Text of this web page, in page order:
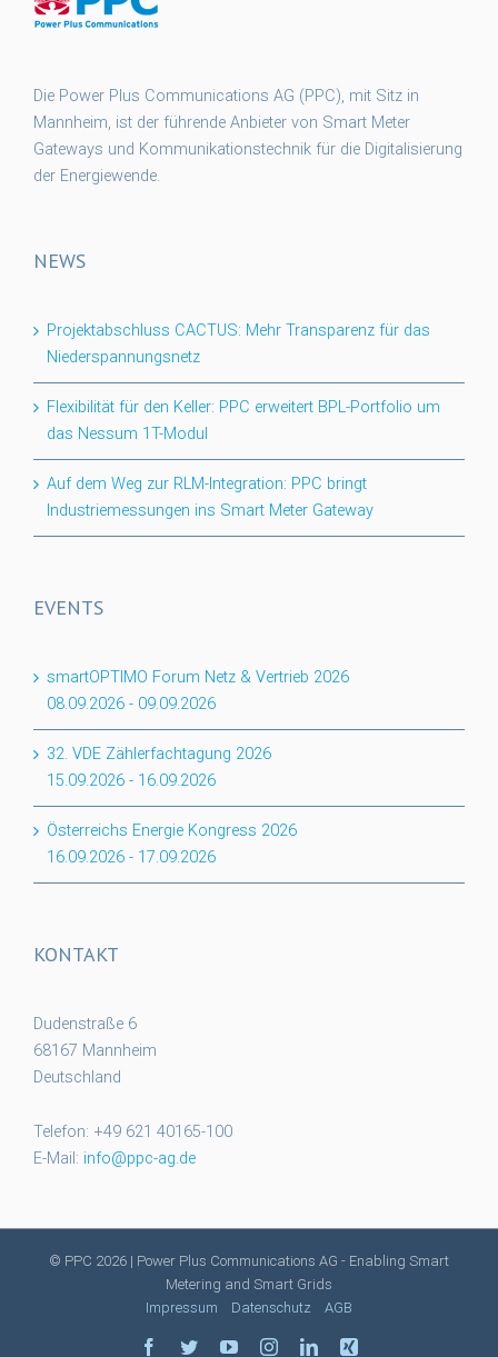
Die Power Plus Communications AG (PPC), mit Sitz in
Mannheim, ist der führende Anbieter von Smart Meter
Gateways und Kommunikationstechnik für die Digitalisierung
der Energiewende.
NEWS
Projektabschluss CACTUS: Mehr Transparenz für das
Niederspannungsnetz
Flexibilität für den Keller: PPC erweitert BPL-Portfolio um
das Nessum 1T-Modul
Auf dem Weg zur RLM-Integration: PPC bringt
Industriemessungen ins Smart Meter Gateway
EVENTS
smartOPTIMO Forum Netz & Vertrieb 2026
08.09.2026 - 09.09.2026
32. VDE Zählerfachtagung 2026
15.09.2026 - 16.09.2026
Österreichs Energie Kongress 2026
16.09.2026 - 17.09.2026
KONTAKT
Dudenstraße 6
68167 Mannheim
Deutschland
Telefon: +49 621 40165-100
E-Mail: info@ppc-ag.de
© PPC 2026 | Power Plus Communications AG - Enabling Smart
Metering and Smart Grids
Impressum
Datenschutz AGB
facebook
twitteryoutubeinstagram
linkedinxing